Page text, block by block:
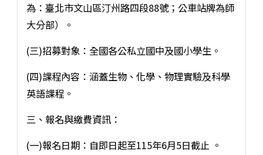
為：臺北市文山區汀州路四段88號；公車站牌為師
大分部）。
(三)招募對象：全國各公私立國中及國小學生。
(四)課程內容：涵蓋生物、化學、物理實驗及科學
英語課程。
三、報名與繳費資訊：
(一)報名日期：自即日起至115年6月5日截止 。